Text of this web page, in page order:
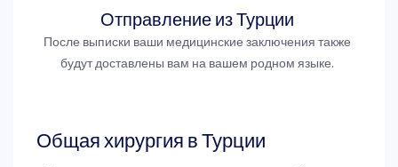
Отправление из Турции
После выписки ваши медицинские заключения также
будут доставлены вам на вашем родном языке.
Общая хирургия в Турции